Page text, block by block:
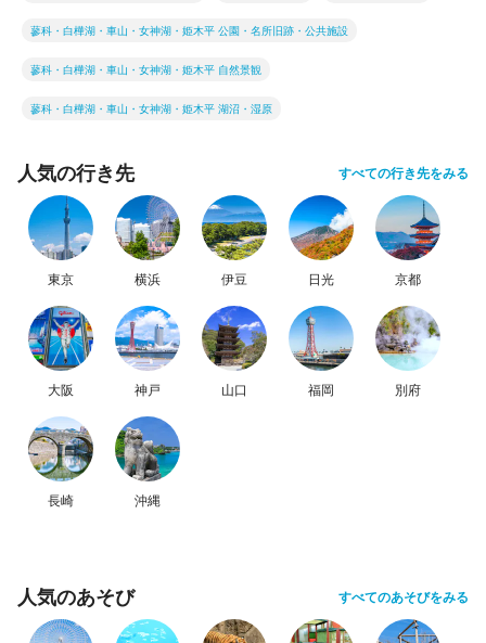
蓼科・白樺湖・車山・女神湖・姫木平 公園・名所旧跡・公共施設
蓼科・白樺湖・車山・女神湖・姫木平 自然景観
蓼科・白樺湖・車山・女神湖・姫木平 湖沼・湿原
人気の行き先 すべての行き先をみる
東京 横浜 伊豆 日光 京都
大阪 神戸 山口 福岡 別府
長崎 沖縄
人気のあそび すべてのあそびをみる